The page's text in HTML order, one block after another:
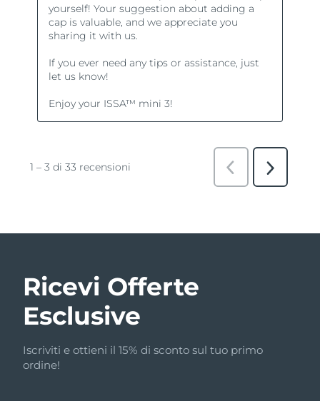
Ricevi Offerte
Esclusive
Iscriviti e ottieni il 15% di sconto sul tuo primo
ordine!